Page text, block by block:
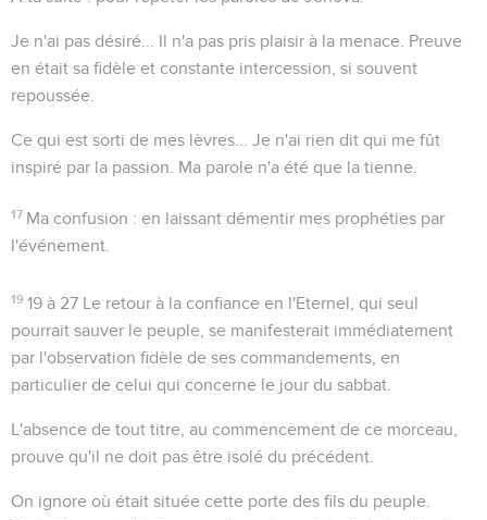
Je n'ai pas désiré...
Il n'a pas pris plaisir à la menace. Preuve
en était sa fidèle et constante intercession, si souvent
repoussée.
Ce qui est sorti de mes lèvres...
Je n'ai rien dit qui me fût
inspiré par la passion. Ma parole n'a été que la tienne.
17 Ma confusion : en laissant démentir mes prophéties par
l'événement.
19 19 à 27 Le retour à la confiance en l'Eternel, qui seul
pourrait sauver le peuple, se manifesterait immédiatement
par l'observation fidèle de ses commandements, en
particulier de celui qui concerne le jour du sabbat
L'absence de tout titre, au commencement de ce morceau,
prouve qu'il ne doit pas être isolé du précédent.
On ignore où était située cette porte des fils du peuple